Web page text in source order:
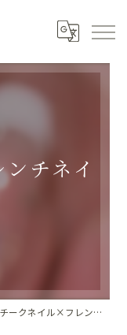
チネイ
チークネイル×フレンチネイル💖💖